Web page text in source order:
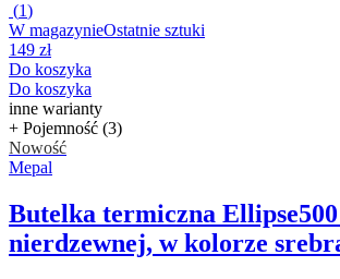
(1)
W magazynieOstatnie sztuki
149 zł
Do koszyka
Do koszyka
inne warianty
+ Pojemność (3)
Nowość
Mepal
Butelka termiczna Ellipse
nierdzewnej, w kolorze